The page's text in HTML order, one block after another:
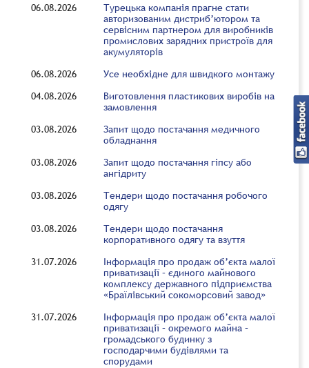
06.08.2026
Турецька компанія прагне стати
авторизованим дистриб’ютором та
сервісним партнером для виробників
промислових зарядних пристроїв для
акумуляторів
06.08.2026
Усе необхідне для швидкого монтажу
04.08.2026
Виготовлення пластикових виробів на
замовлення
03.08.2026
Запит щодо постачання медичного
обладнання
03.08.2026
Запит щодо постачання гіпсу або
ангідриту
03.08.2026
Тендери щодо постачання робочого
одягу
03.08.2026
Тендери щодо постачання
корпоративного одягу та взуття
31.07.2026
Інформація про продаж об’єкта малої
приватизації – єдиного майнового
комплексу державного підприємства
«Браїлівський сокоморсовий завод»
31.07.2026
Інформація про продаж об’єкта малої
приватизації – окремого майна –
громадського будинку з
господарчими будівлями та
спорудами